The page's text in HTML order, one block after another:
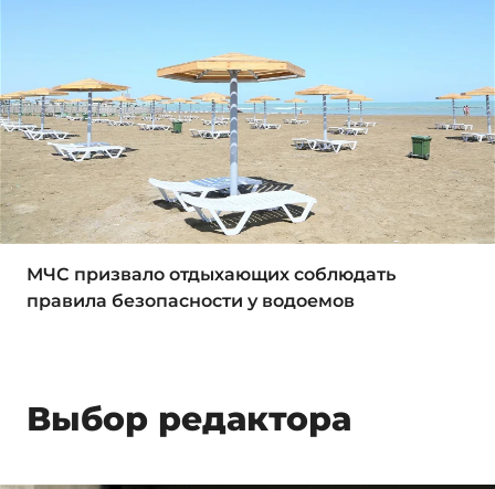
МЧС призвало отдыхающих соблюдать
правила безопасности у водоемов
Выбор редактора